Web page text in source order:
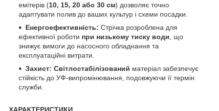
емітерів (10, 15, 20 або 30 см) дозволяє точно
адаптувати полив до ваших культур і схеми посадки.
Енергоефективність: Стрічка розроблена для
ефективної роботи при низькому тиску води , що
знижує вимоги до насосного обладнання та
експлуатаційні витрати.
Захист: Світлостабілізований матеріал забезпечує
стійкість до УФ-випромінювання, подовжуючи її термін
служби.
ХАРАКТЕРИСТИКИ